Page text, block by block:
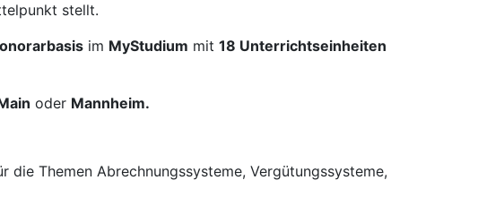
stellt.
im MyStudium mit 18 Unterrichtseinheiten
oder Mannheim.
Themen Abrechnungssysteme, Vergütungssysteme,